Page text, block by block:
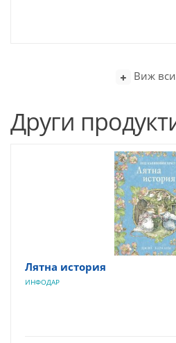
Виж
Други
Лятна история
ИНФОДАР